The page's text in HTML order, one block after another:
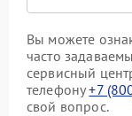
Вы можете
часто
сервисный
телефону+7
свой вопрос.